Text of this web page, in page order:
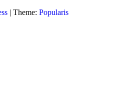
| Theme: Popularis